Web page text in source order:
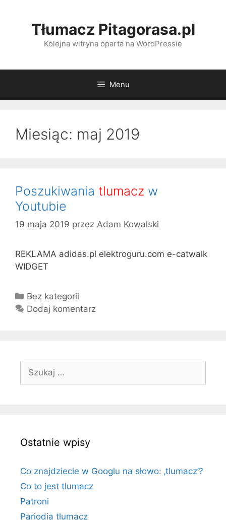
Tłumacz Pitagorasa.pl
Kolejna witryna oparta na WordPressie
Menu
Miesiąc: maj 2019
Poszukiwania tlumacz w
Youtubie
19 maja 2019 przez Adam Kowalski
REKLAMA adidas.pl elektroguru.com e-catwalk
WIDGET
K
a
o
r
i
Bez kategorii
Dodaj komentarz
:Ostatnie wpisy
Co znajdziecie w Googlu na słowo: ‚tlumacz’?
Co to jest tlumacz
Patroni
Pariodia tlumacz